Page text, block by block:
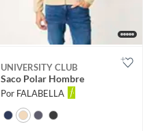
UNIVERSITY CLUB
Saco Polar Hombre
Por FALABELLA